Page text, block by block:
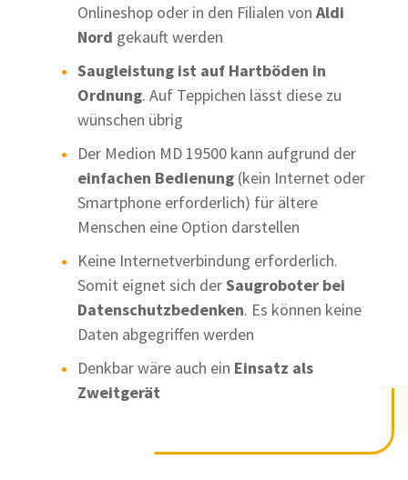
Onlineshop oder in den Filialen von Aldi
Nord gekauft werden
Saugleistung ist auf Hartböden in
Ordnung. Auf Teppichen lässt diese zu
wünschen übrig
Der Medion MD 19500 kann aufgrund der
einfachen Bedienung (kein Internet oder
Smartphone erforderlich) für ältere
Menschen eine Option darstellen
Keine Internetverbindung erforderlich.
Somit eignet sich derSaugroboter bei
Datenschutzbedenken. Es können keine
Daten abgegriffen werden
Denkbar wäre auch ein Einsatz als
Zweitgerät